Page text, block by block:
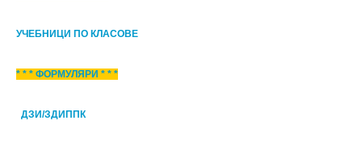
УЧЕБНИЦИ ПО КЛАСОВЕ
* * * ФОРМУЛЯРИ * * *
ДЗИ/ЗДИППК